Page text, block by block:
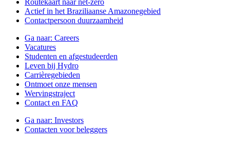
Routekaart naar net-zero
Actief in het Braziliaanse Amazonegebied
Contactpersoon duurzaamheid
Ga naar: Careers
Vacatures
Studenten en afgestudeerden
Leven bij Hydro
Carrièregebieden
Ontmoet onze mensen
Wervingstraject
Contact en FAQ
Ga naar: Investors
Contacten voor beleggers